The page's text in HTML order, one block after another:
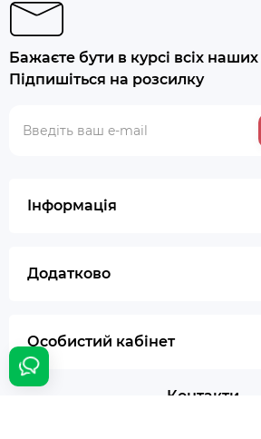
Бажаєте бути в курсі всіх
Підпишіться на розсилку
Інформація
Додатково
Особистий кабінет
Контакти